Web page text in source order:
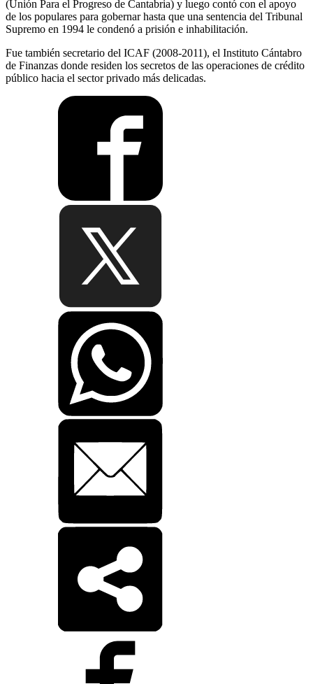
(Unión Para el Progreso de Cantabria) y luego contó con el apoyo
de los populares para gobernar hasta que una sentencia del Tribunal
Supremo en 1994 le condenó a prisión e inhabilitación.
Fue también secretario del ICAF (2008-2011), el Instituto Cántabro
de Finanzas donde residen los secretos de las operaciones de crédito
público hacia el sector privado más delicadas.